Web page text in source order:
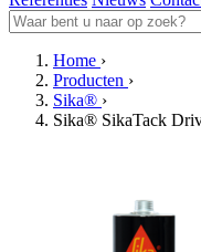
Home ›
Producten ›
Sika® ›
Sika® SikaTack